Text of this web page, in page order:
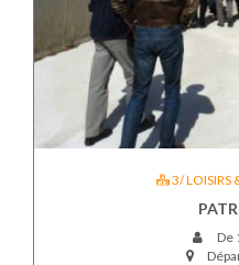
3/ LOISIRS
De